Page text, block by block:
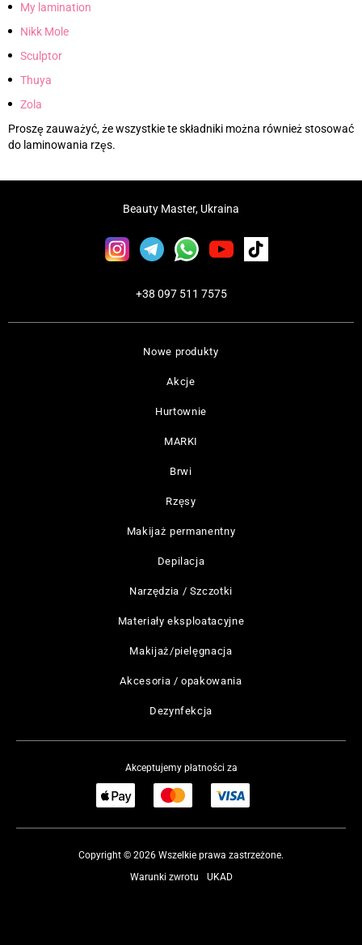
My lamination
Nikk Mole
Sculptor
Thuya
Zola
Proszę zauważyć, że wszystkie te składniki można również stosować
do laminowania rzęs.
Nowe produkty
Akcje
Hurtownie
MARKI
Brwi
Rzęsy
Makijaż permanentny
Depilacja
Narzędzia / Szczotki
Materiały eksploatacyjne
Makijaż/pielęgnacja
Akcesoria / opakowania
Dezynfekcja
Beauty Master, Ukraina
+38 097 511 7575
Akceptujemy płatności za
Copyright © 2026 Wszelkie prawa zastrzeżone.
UKAD
Warunki zwrotu